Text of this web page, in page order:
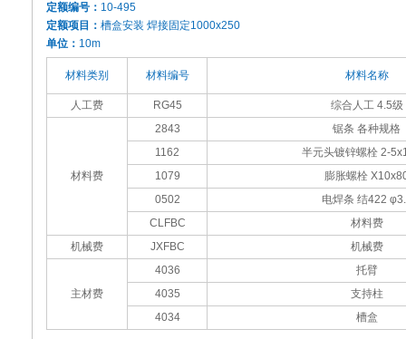
定额编号： 10-495
定额项目： 槽盒安装 焊接固定1000x250
单位： 10m
材料类别 材料编号 材料名称
人工费 RG45 综合人工 4.5级
材料费
2843
锯条 各种规格
1162
半元头镀锌螺栓 2-
1079
膨胀螺栓
0502
电焊条 结422
CLFBC
材料费
机械费
JXFBC 机械费
主材费
4036
托臂
4035
支持柱
4034
槽盒